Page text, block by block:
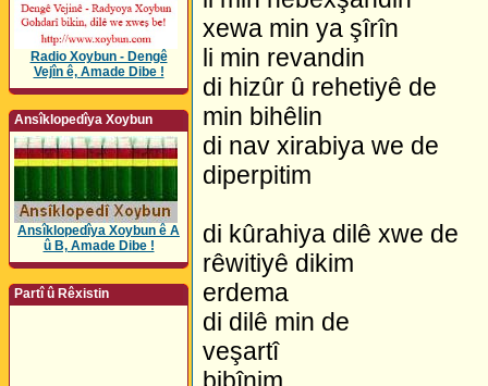
Radio Xoybun - Dengê
Vejîn ê, Amade Dibe !
Ansîklopedîya Xoybun
Ansîklopedîya Xoybun ê A
û B, Amade Dibe !
Partî û Rêxistin
xewa min ya şîrîn
li min revandin
di hizûr û rehetiyê de
min bihêlin
di nav xirabiya we de
diperpitim
di kûrahiya dilê xwe de
rêwitiyê dikim
erdema
di dilê min de
veşartî